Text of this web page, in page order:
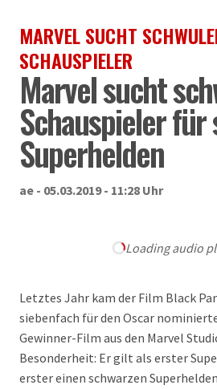
MARVEL SUCHT
SCHAUSPIELER
Marvel sucht
Schauspieler für
Superhelden
ae - 05.03.2019 - 11:28 Uhr
Loading audio
Letztes Jahr kam der Film Black
siebenfach für den Oscar
Gewinner-Film aus den Marvel
Besonderheit: Er gilt als erster
erster einen schwarzen